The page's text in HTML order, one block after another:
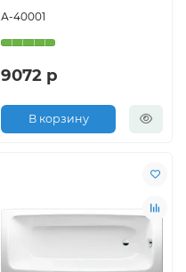
А-40001
9072 р
В корзину